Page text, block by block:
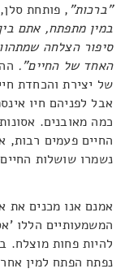
"ברכות", פותחת
במין מתפתח, אתם
סיפור הצלחה
האחד של החיים".
של יצירת והכחדת
אבל לפניהם חיו
כמה מאובנים.
החיים פעמים
נשמרו שושלות
אמנם אנו מכנים את
המשמעותיים הללו
להיות פחות מוצלח.
נפתח הפתח למין